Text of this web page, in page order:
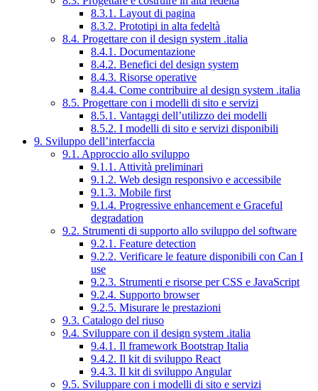
8.3.1. Layout di pagina
8.3.2. Prototipi in alta fedeltà
8.4. Progettare con il design system .italia
8.4.1. Documentazione
8.4.2. Benefici del design system
8.4.3. Risorse operative
8.4.4. Come contribuire al design system .italia
8.5. Progettare con i modelli di sito e servizi
8.5.1. Vantaggi dell’utilizzo dei modelli
8.5.2. I modelli di sito e servizi disponibili
9. Sviluppo dell’interfaccia
9.1. Approccio allo sviluppo
9.1.1. Attività preliminari
9.1.2. Web design responsivo e accessibile
9.1.3. Mobile first
9.1.4. Progressive enhancement e Graceful
degradation
9.2. Strumenti di supporto allo sviluppo del software
9.2.1. Feature detection
9.2.2. Verificare le feature disponibili con Can I
use
9.2.3. Strumenti e risorse per CSS e JavaScript
9.2.4. Supporto browser
9.2.5. Misurare le prestazioni
9.3. Catalogo del riuso
9.4. Sviluppare con il design system .italia
9.4.1. Il framework Bootstrap Italia
9.4.2. Il kit di sviluppo React
9.4.3. Il kit di sviluppo Angular
9.5. Sviluppare con i modelli di sito e servizi